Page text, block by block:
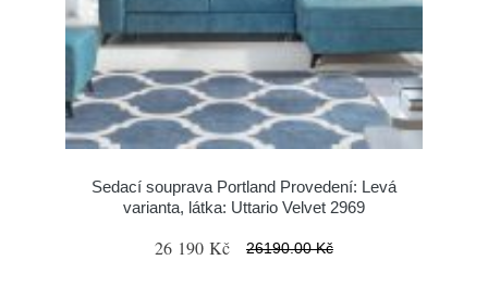
Sedací souprava Portland Provedení: Levá
varianta, látka: Uttario Velvet 2969
26 190 Kč 26190.00 Kč